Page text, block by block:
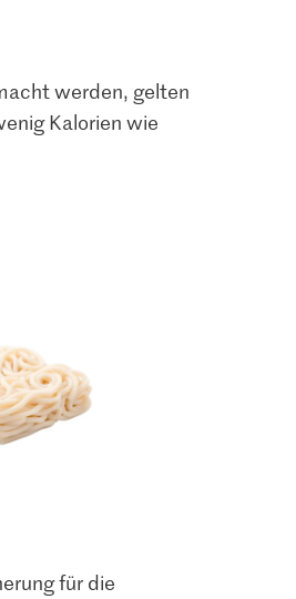
werden, gelten
Kalorien wie
für die